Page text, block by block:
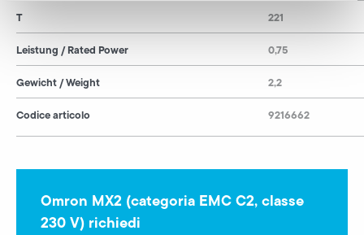
T
Leistung / Rated Power
Gewicht / Weight
Codice articolo
221
0,75
2,2
9216662
Omron MX2 (categoria EMC C2, classe
230 V) richiedi